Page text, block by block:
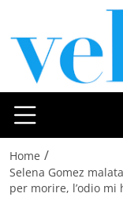
Home /
Selena Gomez
per morire, l’odio mi